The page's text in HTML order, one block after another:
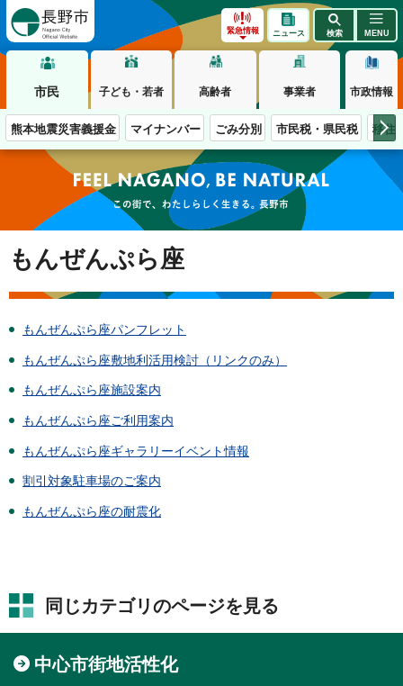
緊急情報 ニュース 検索 MENU
市民 子ども・若者 高齢者 事業者 市政情報
熊本地震災害義援金 マイナンバー ごみ分別 市民税・県民税 移住
この街で、わたしらしく生きる。長野市
もんぜんぷら座
もんぜんぷら座パンフレット
もんぜんぷら座敷地利活用検討（リンクのみ）
もんぜんぷら座施設案内
もんぜんぷら座ご利用案内
もんぜんぷら座ギャラリーイベント情報
割引対象駐車場のご案内
もんぜんぷら座の耐震化
同じカテゴリのページを見る
中心市街地活性化